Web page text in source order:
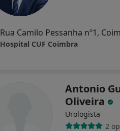
Rua Camilo Pessanha nº1,
Hospital CUF Coimbra
Antonio
Oliveira
Urologista
2